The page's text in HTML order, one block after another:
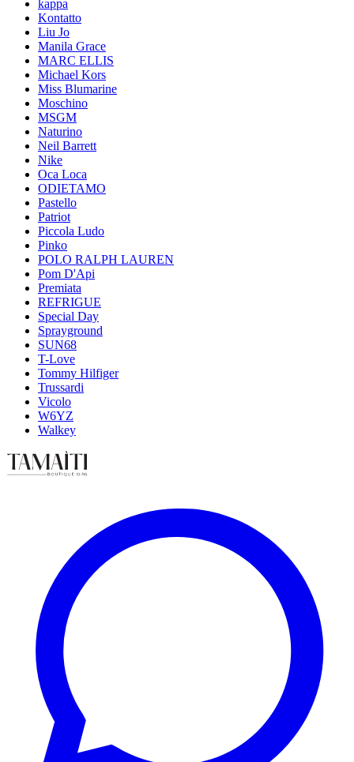
kappa
Kontatto
Liu Jo
Manila Grace
MARC ELLIS
Michael Kors
Miss Blumarine
Moschino
MSGM
Naturino
Neil Barrett
Nike
Oca Loca
ODIETAMO
Pastello
Patriot
Piccola Ludo
Pinko
POLO RALPH LAUREN
Pom D'Api
Premiata
REFRIGUE
Special Day
Sprayground
SUN68
T-Love
Tommy Hilfiger
Trussardi
Vicolo
W6YZ
Walkey